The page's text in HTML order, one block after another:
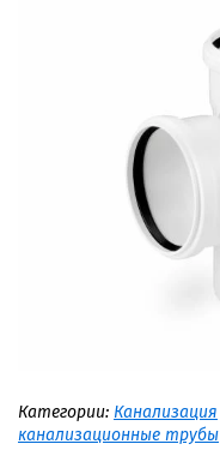
Категории: Канализация
канализационные трубы